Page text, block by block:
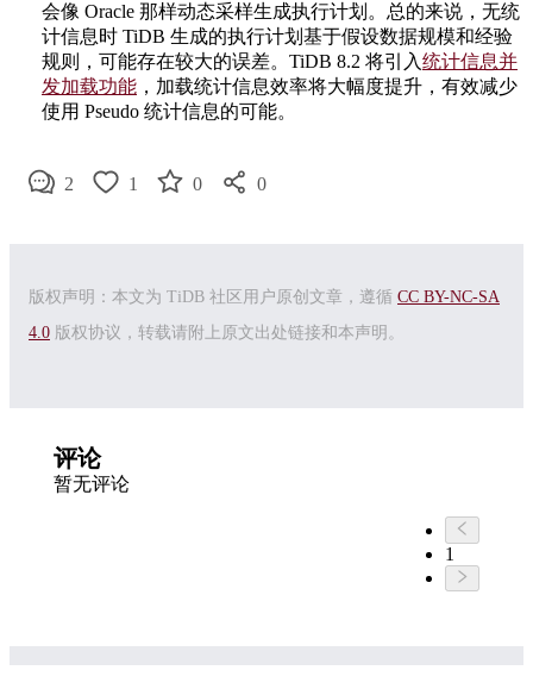
会像 Oracle 那样动态采样生成执行计划。总的来说，无统
计信息时 TiDB 生成的执行计划基于假设数据规模和经验
规则，可能存在较大的误差。TiDB 8.2 将引入统计信息并
发加载功能 ，加载统计信息效率将大幅度提升，有效减少
使用 Pseudo 统计信息的可能。
2 1 0 0
版权声明：本文为 TiDB 社区用户原创文章，遵循 CC BY-NC-SA
4.0 版权协议，转载请附上原文出处链接和本声明。
评论
暂无评论
1